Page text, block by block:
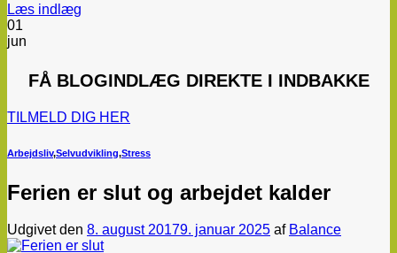
Læs indlæg
01
jun
FÅ BLOGINDLÆG DIREKTE I INDBAKKE
TILMELD DIG HER
Arbejdsliv,Selvudvikling,Stress
Ferien er slut og arbejdet kalder
Udgivet den 8. august 20179. januar 2025 af Balance